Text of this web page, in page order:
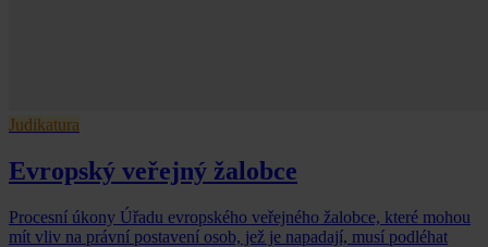
Judikatura
Evropský veřejný žalobce
Procesní úkony Úřadu evropského veřejného žalobce, které mohou
mít vliv na právní postavení osob, jež je napadají, musí podléhat